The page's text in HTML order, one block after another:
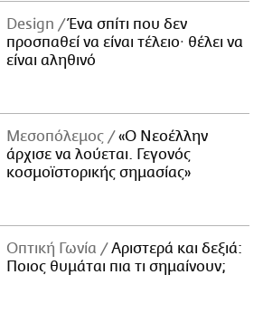
Design
Ένα σπίτι που δεν
προσπαθεί να είναι τέλειο· θέλει να
είναι αληθινό
Μεσοπόλεμος
«Ο Νεοέλλην
άρχισε να λούεται. Γεγονός
κοσμοϊστορικής σημασίας»
Οπτική Γωνία
Αριστερά και δεξιά:
Ποιος θυμάται πια τι σημαίνουν;